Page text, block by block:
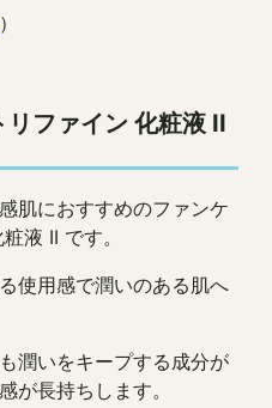
）
ファイン 化粧液 II
肌におすすめのファンケ
液 II です。
使用感で潤いのある肌へ
潤いをキープする成分が
が長持ちします。